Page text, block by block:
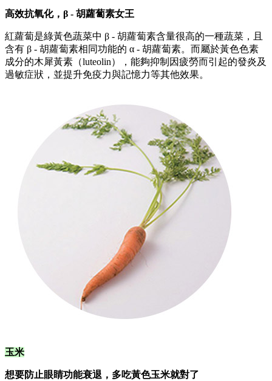
高效抗氧化，β - 胡蘿蔔素女王
紅蘿蔔是綠黃色蔬菜中 β - 胡蘿蔔素含量很高的一種蔬菜，且
含有 β - 胡蘿蔔素相同功能的 α - 胡蘿蔔素。而屬於黃色色素
成分的木犀黃素（luteolin），能夠抑制因疲勞而引起的發炎及
過敏症狀，並提升免疫力與記憶力等其他效果。
玉米
想要防止眼睛功能衰退，多吃黃色玉米就對了